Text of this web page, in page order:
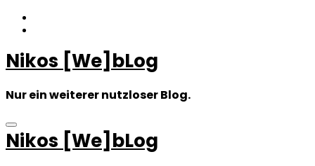
Zum
Inhalt
Nikos [We]bLog
Nur ein weiterer nutzloser Blog.
Nikos [We]bLog